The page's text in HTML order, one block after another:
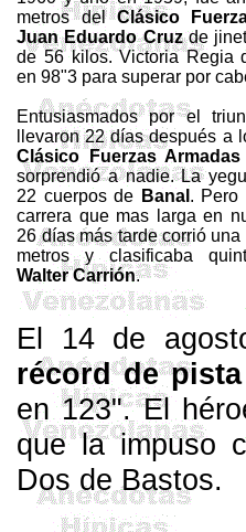
metrosdelClásico
Juan Eduardo Cruzde
de 56 kilos. Victoria Regia
en 98"3 para superar por
Entusiasmados por el
llevaron 22 días des­pués a
Clásico Fuer­zas Armadas
sorprendió a nadie. La
22 cuerpos de Banal . Pero
carrera que mas larga en
26 días más tarde corrió
metrosy clasifica­ba
Walter Carrión.
El 14 de
récord de pista
en 123". El
que la impuso
Dos de Bastos.